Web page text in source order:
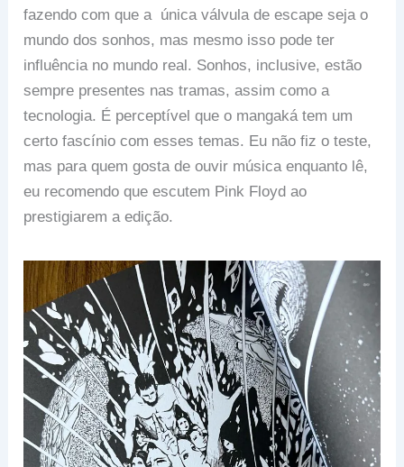
fazendo com que a única válvula de escape seja o
mundo dos sonhos, mas mesmo isso pode ter
influência no mundo real. Sonhos, inclusive, estão
sempre presentes nas tramas, assim como a
tecnologia. É perceptível que o mangaká tem um
certo fascínio com esses temas. Eu não fiz o teste,
mas para quem gosta de ouvir música enquanto lê,
eu recomendo que escutem Pink Floyd ao
prestigiarem a edição.